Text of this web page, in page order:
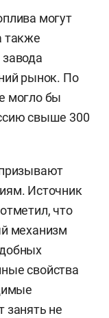
могут
также
рынок. По
могло бы
свыше 300
Источник
что
механизм
свойства
занять не